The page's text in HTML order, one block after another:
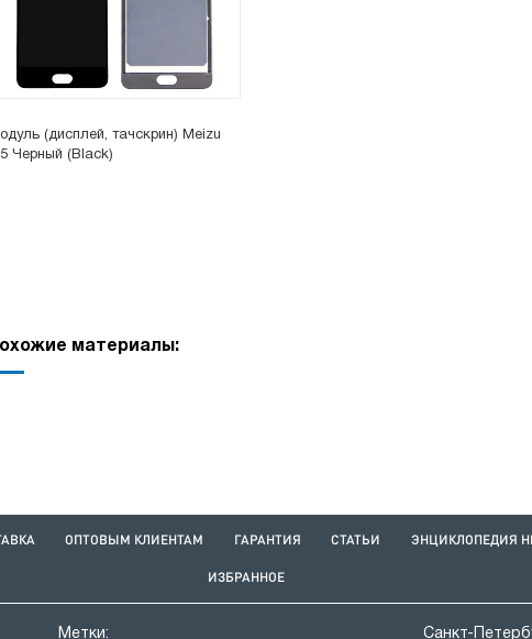
(дисплей, тачскрин) Meizu
Черный (Black)
материалы:
ОПТОВЫМ КЛИЕНТАМ ГАРАНТИЯ СТАТЬИ ЭНЦИКЛОПЕДИЯ
ИЗБРАННОЕ
Метки: Санкт-